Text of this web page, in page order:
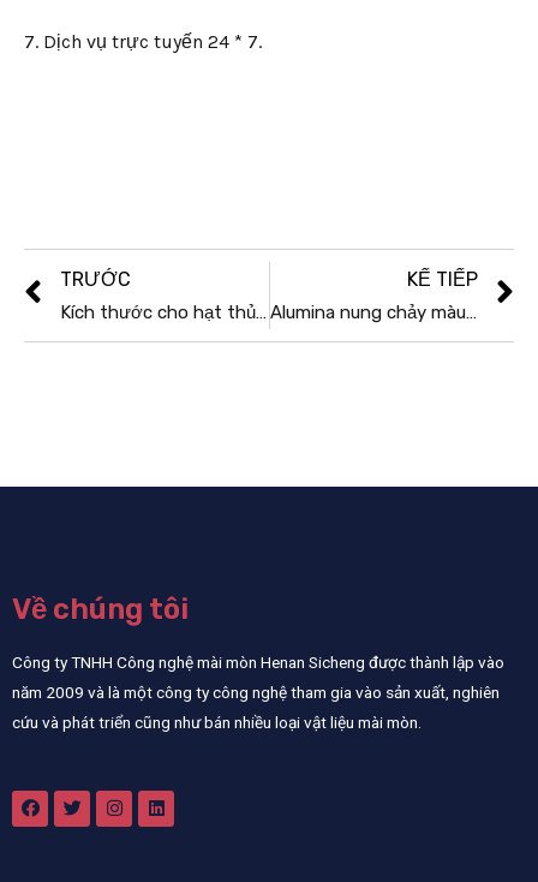
7. Dịch vụ trực tuyến 24 * 7.
TRƯỚC
Kích thước cho hạt thủy tinh phun cát
KẾ TIẾP
Alumina nung chảy màu nâu mài mòn/BFA/oxit nhôm màu nâu
Về chúng tôi
Công ty TNHH Công nghệ mài mòn Henan Sicheng được thành lập vào
năm 2009 và là một công ty công nghệ tham gia vào sản xuất, nghiên
cứu và phát triển cũng như bán nhiều loại vật liệu mài mòn.